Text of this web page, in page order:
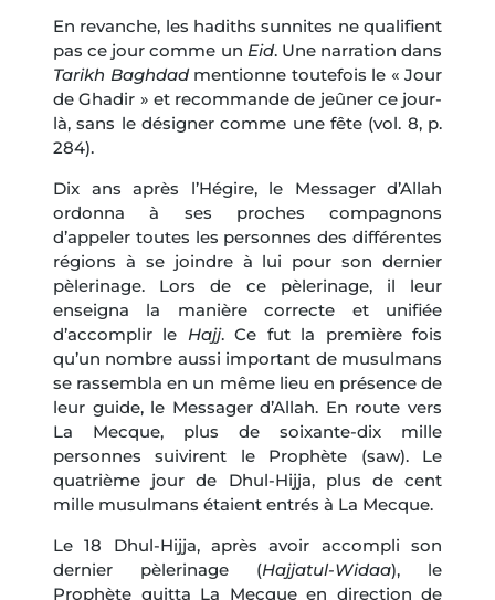
En revanche, les hadiths sunnites ne qualifient
pas ce jour comme un Eid. Une narration dans
Tarikh Baghdadmentionne toutefois le « Jour
de Ghadir » et recommande de jeûner ce jour-
là, sans le désigner comme une fête (vol. 8, p.
284).
Dix ans après l’Hégire, le Messager d’Allah
ordonna à ses proches compagnons
d’appeler toutes les personnes des différentes
régions à se joindre à lui pour son dernier
pèlerinage. Lors de ce pèlerinage, il leur
enseigna la manière correcte et unifiée
d’accomplir le Hajj. Ce fut la première fois
qu’un nombre aussi important de musulmans
se rassembla en un même lieu en présence de
leur guide, le Messager d’Allah. En route vers
La Mecque, plus de soixante-dix mille
personnes suivirent le Prophète (saw). Le
quatrième jour de Dhul-Hijja, plus de cent
mille musulmans étaient entrés à La Mecque.
Le 18 Dhul-Hijja, après avoir accompli son
dernier pèlerinage (Hajjatul-Widaa), le
Prophète quitta La Mecque en direction de